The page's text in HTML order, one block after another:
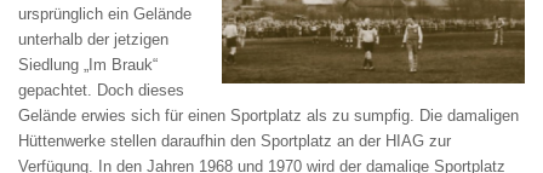
ursprünglich ein Gelände
unterhalb der jetzigen
Siedlung „Im Brauk“
gepachtet. Doch dieses
Gelände erwies sich für einen Sportplatz als zu sumpfig. Die damaligen
Hüttenwerke stellen daraufhin den Sportplatz an der HIAG zur
Verfügung. In den Jahren 1968 und 1970 wird der damalige Sportplatz